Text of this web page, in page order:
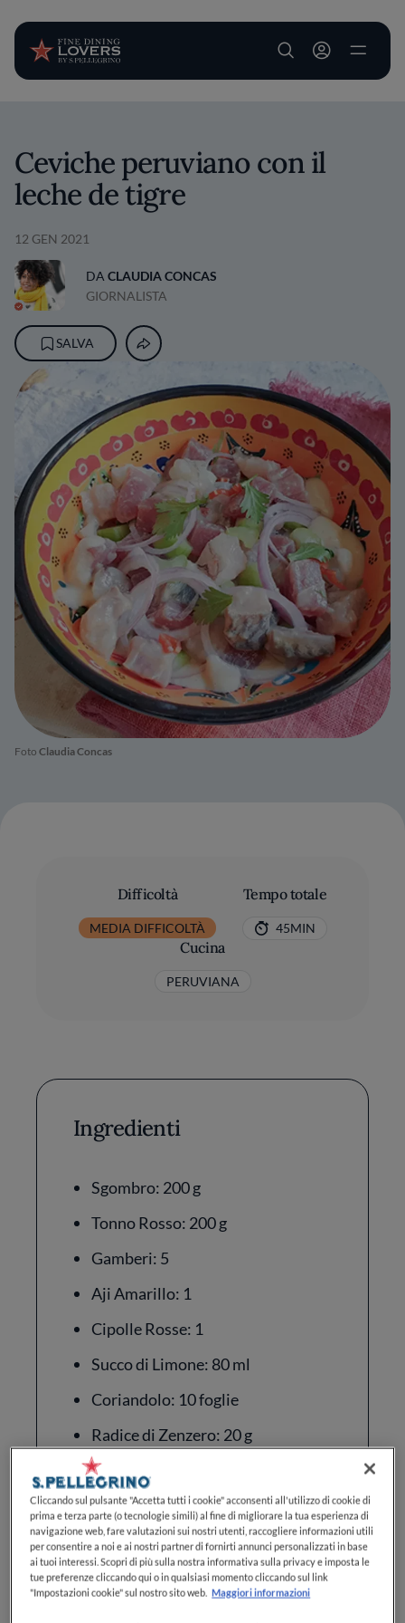
User account
Foto Claudia Concas
Ceviche peruviano con il
leche de tigre
12 GEN 2021
DA CLAUDIA CONCAS
GIORNALISTA
SALVA
Difficoltà
MEDIA DIFFICOLTÀ
Tempo totale
45MIN
Cucina
PERUVIANA
Ingredienti
Sgombro: 200 g
Tonno Rosso: 200 g
Gamberi: 5
Aji Amarillo: 1
Cipolle Rosse: 1
Succo di Limone: 80 ml
Coriandolo: 10 foglie
Radice di Zenzero: 20 g
Aglio: 2 spicchi
Sedano: 80 g
Olio Extravergine di Oliva: q.b.
Sale: q.b.
Cliccando sul pulsante "Accetta tutti i cookie" acconsenti all'utilizzo di cookie di
prima e terza parte (o tecnologie simili) al fine di migliorare la tua esperienza di
navigazione web, fare valutazioni sui nostri utenti, raccogliere informazioni utili
per consentire a noi e ai nostri partner di fornirti annunci personalizzati in base
ai tuoi interessi. Scopri di più sulla nostra informativa sulla privacy e imposta le
tue preferenze cliccando qui o in qualsiasi momento cliccando sul link
"Impostazioni cookie" sul nostro sito web. Maggiori informazioni